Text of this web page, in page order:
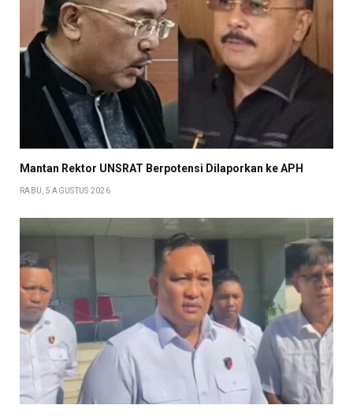
Mantan Rektor UNSRAT Berpotensi Dilaporkan ke APH
RABU, 5 AGUSTUS 2026